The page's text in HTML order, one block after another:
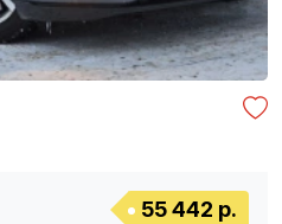
55 442 р.